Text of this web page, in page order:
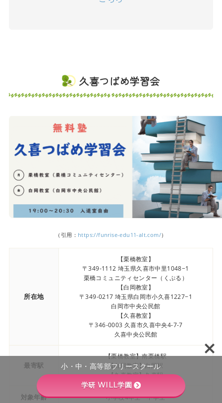
久喜つばめ学習会
（引用： https://funrise-edu11-alt.com/）
所在地
【栗橋教室】
〒349-1112 埼玉県久喜市中里1048−1
栗橋コミュニティセンター（くぷる）
【白岡教室】
〒349-0217 埼玉県白岡市小久喜1227−1
白岡市中央公民館
【久喜教室】
〒346-0003 久喜市久喜中央4-7-7
久喜中央公民館
最寄駅
【栗橋教室】南栗橋駅
【白岡教室】白岡駅
【久喜教室】久喜駅
対象年齢 小学校4年生〜中学生
小・中・高等部フリースクール
学研 WILL学園